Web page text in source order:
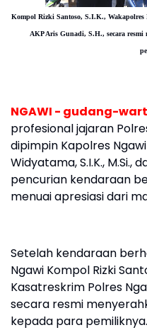
Kompol Rizki Santoso, S.I.K., Wakapolres
AKP Aris Gunadi, S.H., secara
NGAWI - gudang-
profesional jajaran
dipimpin Kapolres
Widyatama, S.I.K., M.Si.,
pencurian kendaraan
menuai apresiasi dari
Setelah kendaraan
Ngawi Kompol Rizki
Kasatreskrim Polres
secara resmi
kepada para pemiliknya.